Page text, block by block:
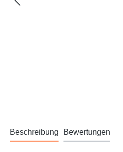
Beschreibung Bewertungen